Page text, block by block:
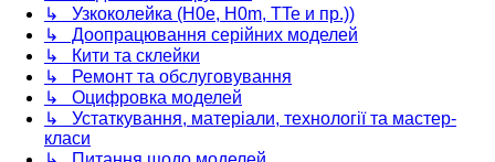
↳ Узкоколейка (H0e, H0m, TTe и пр.))
↳ Доопрацювання серійних моделей
↳ Кити та склейки
↳ Ремонт та обслуговування
↳ Оцифровка моделей
↳ Устаткування, матеріали, технології та мастер-
класи